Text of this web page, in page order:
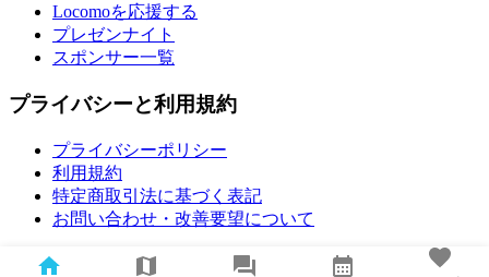
Locomoを応援する
プレゼンナイト
スポンサー一覧
プライバシーと利用規約
プライバシーポリシー
利用規約
特定商取引法に基づく表記
お問い合わせ・改善要望について